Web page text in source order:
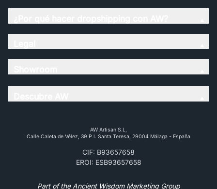
AW Artisan S.L,
Calle Caleta de Vélez, 39 P.l. Santa Teresa, 29004 Málaga - España
CIF: B93657658
EROI: ESB93657658
Part of the Ancient Wisdom Marketing Group